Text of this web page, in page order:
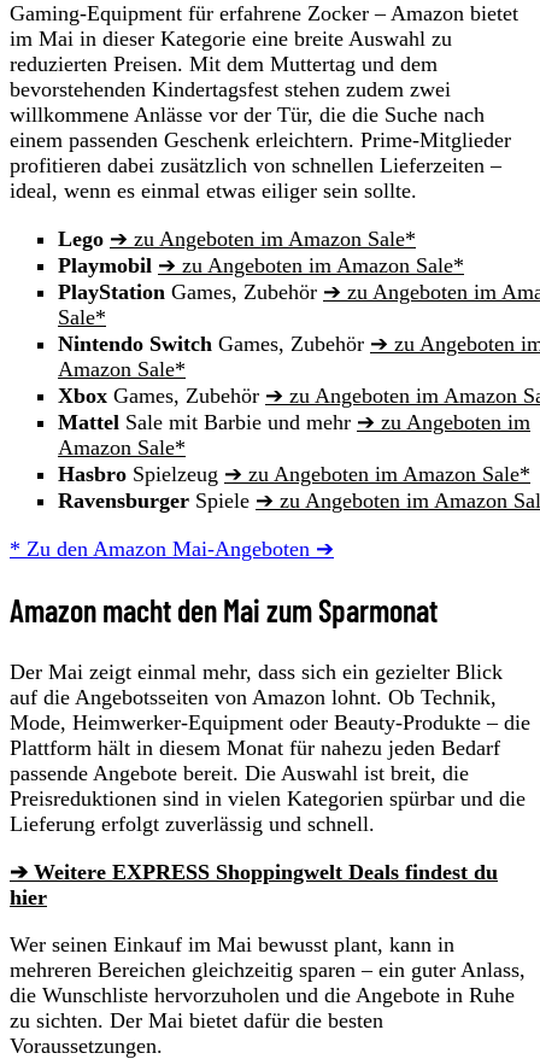
Gaming-Equipment für erfahrene Zocker – Amazon bietet
im Mai in dieser Kategorie eine breite Auswahl zu
reduzierten Preisen. Mit dem Muttertag und dem
bevorstehenden Kindertagsfest stehen zudem zwei
willkommene Anlässe vor der Tür, die die Suche nach
einem passenden Geschenk erleichtern. Prime-Mitglieder
profitieren dabei zusätzlich von schnellen Lieferzeiten –
ideal, wenn es einmal etwas eiliger sein sollte.
Lego ➔ zu Angeboten im Amazon Sale*
Playmobil ➔ zu Angeboten im Amazon Sale*
PlayStation Games, Zubehör ➔ zu Angeboten im
Sale*
Nintendo Switch Games, Zubehör ➔ zu Angeboten
Amazon Sale*
Xbox Games, Zubehör ➔ zu Angeboten im Amazon
Mattel Sale mit Barbie und mehr ➔ zu Angeboten im
Amazon Sale*
Hasbro Spielzeug ➔ zu Angeboten im Amazon Sale*
Ravensburger Spiele ➔ zu Angeboten im Amazon
* Zu den Amazon Mai-Angeboten ➔
Amazon macht den Mai zum Sparmonat
Der Mai zeigt einmal mehr, dass sich ein gezielter Blick
auf die Angebotsseiten von Amazon lohnt. Ob Technik,
Mode, Heimwerker-Equipment oder Beauty-Produkte – die
Plattform hält in diesem Monat für nahezu jeden Bedarf
passende Angebote bereit. Die Auswahl ist breit, die
Preisreduktionen sind in vielen Kategorien spürbar und die
Lieferung erfolgt zuverlässig und schnell.
➔ Weitere EXPRESS Shoppingwelt Deals findest du
hier
Wer seinen Einkauf im Mai bewusst plant, kann in
mehreren Bereichen gleichzeitig sparen – ein guter Anlass,
die Wunschliste hervorzuholen und die Angebote in Ruhe
zu sichten. Der Mai bietet dafür die besten
Voraussetzungen.